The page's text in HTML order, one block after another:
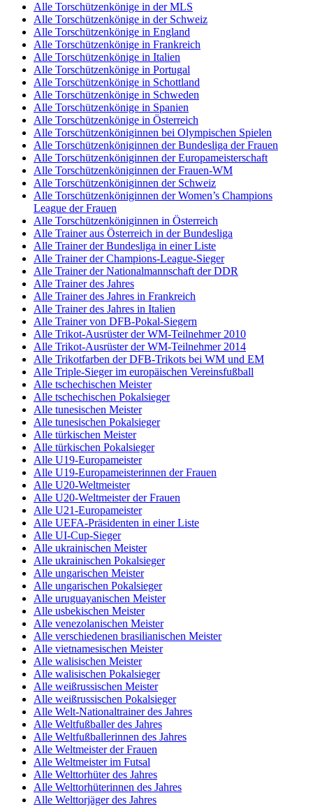
Alle Torschützenkönige in der MLS
Alle Torschützenkönige in der Schweiz
Alle Torschützenkönige in England
Alle Torschützenkönige in Frankreich
Alle Torschützenkönige in Italien
Alle Torschützenkönige in Portugal
Alle Torschützenkönige in Schottland
Alle Torschützenkönige in Schweden
Alle Torschützenkönige in Spanien
Alle Torschützenkönige in Österreich
Alle Torschützenköniginnen bei Olympischen Spielen
Alle Torschützenköniginnen der Bundesliga der Frauen
Alle Torschützenköniginnen der Europameisterschaft
Alle Torschützenköniginnen der Frauen-WM
Alle Torschützenköniginnen der Schweiz
Alle Torschützenköniginnen der Women’s Champions
League der Frauen
Alle Torschützenköniginnen in Österreich
Alle Trainer aus Österreich in der Bundesliga
Alle Trainer der Bundesliga in einer Liste
Alle Trainer der Champions-League-Sieger
Alle Trainer der Nationalmannschaft der DDR
Alle Trainer des Jahres
Alle Trainer des Jahres in Frankreich
Alle Trainer des Jahres in Italien
Alle Trainer von DFB-Pokal-Siegern
Alle Trikot-Ausrüster der WM-Teilnehmer 2010
Alle Trikot-Ausrüster der WM-Teilnehmer 2014
Alle Trikotfarben der DFB-Trikots bei WM und EM
Alle Triple-Sieger im europäischen Vereinsfußball
Alle tschechischen Meister
Alle tschechischen Pokalsieger
Alle tunesischen Meister
Alle tunesischen Pokalsieger
Alle türkischen Meister
Alle türkischen Pokalsieger
Alle U19-Europameister
Alle U19-Europameisterinnen der Frauen
Alle U20-Weltmeister
Alle U20-Weltmeister der Frauen
Alle U21-Europameister
Alle UEFA-Präsidenten in einer Liste
Alle UI-Cup-Sieger
Alle ukrainischen Meister
Alle ukrainischen Pokalsieger
Alle ungarischen Meister
Alle ungarischen Pokalsieger
Alle uruguayanischen Meister
Alle usbekischen Meister
Alle venezolanischen Meister
Alle verschiedenen brasilianischen Meister
Alle vietnamesischen Meister
Alle walisischen Meister
Alle walisischen Pokalsieger
Alle weißrussischen Meister
Alle weißrussischen Pokalsieger
Alle Welt-Nationaltrainer des Jahres
Alle Weltfußballer des Jahres
Alle Weltfußballerinnen des Jahres
Alle Weltmeister der Frauen
Alle Weltmeister im Futsal
Alle Welttorhüter des Jahres
Alle Welttorhüterinnen des Jahres
Alle Welttorjäger des Jahres